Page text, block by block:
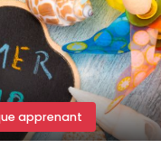
apprenant